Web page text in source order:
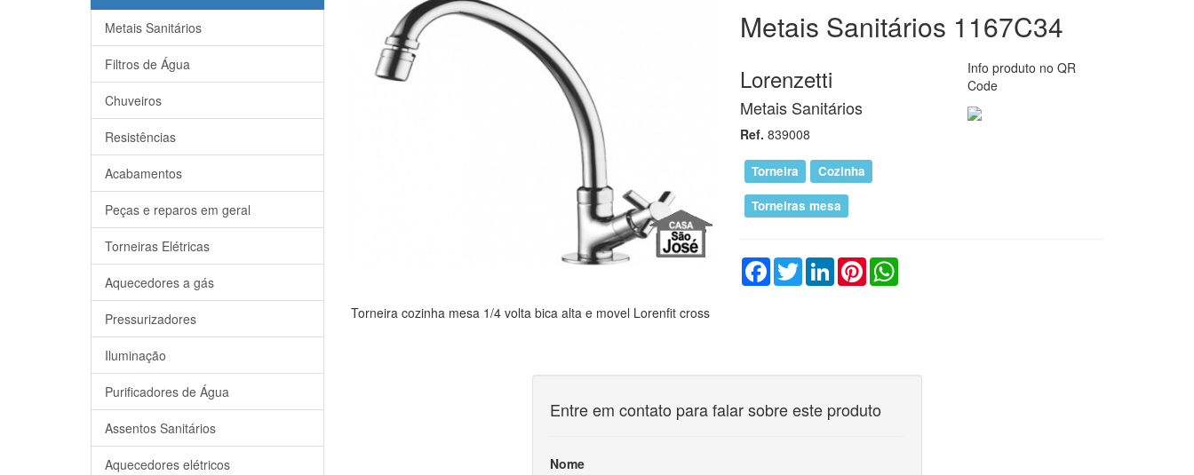
Metais Sanitários
Filtros de Água
Chuveiros
Resistências
Acabamentos
Peças e reparos em geral
Torneiras Elétricas
Aquecedores a gás
Pressurizadores
Iluminação
Purificadores de Água
Assentos Sanitários
Aquecedores elétricos
Metais Sanitários 1167C34
Lorenzetti
Metais Sanitários
Ref. 839008
Torneira Cozinha
Torneiras mesa
Info produto no QR
Code
Facebook
TwitterLinkedInPinterest
Torneira cozinha mesa 1/4 volta bica alta e movel Lorenfit cross
Entre em contato para falar sobre este produto
Nome